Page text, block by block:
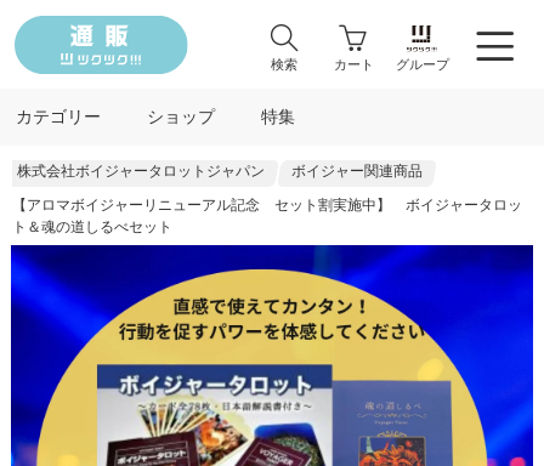
検索 カート グループ
カテゴリー ショップ 特集
株式会社ボイジャータロットジャパン
ボイジャー関連商品
【アロマボイジャーリニューアル記念 セット割実施中】 ボイジャータロッ
ト＆魂の道しるべセット